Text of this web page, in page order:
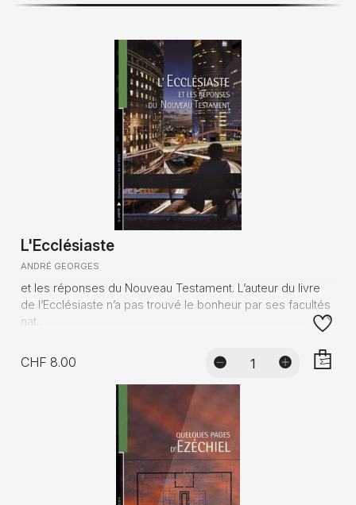
L'Ecclésiaste
ANDRÉ GEORGES
et les réponses du Nouveau Testament. L’auteur du livre
de l’Ecclésiaste n’a pas trouvé le bonheur par ses facultés
nat...
CHF 8.00